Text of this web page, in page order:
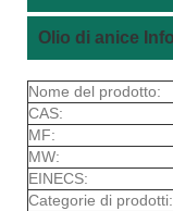
Olio di anice
Nome del prodotto:
CAS:
MF:
MW:
EINECS:
Categorie di prodotti: